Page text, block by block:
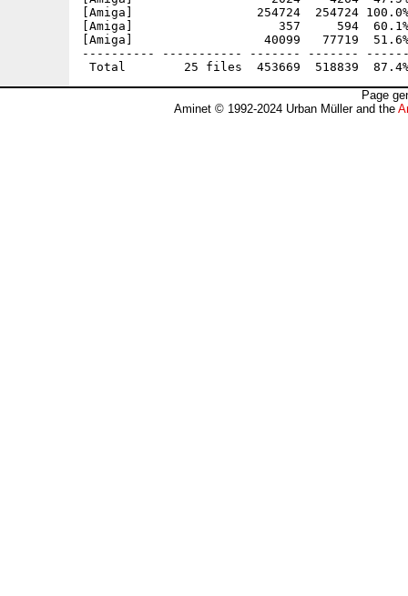
[Amiga]                 254724  254724 100.0%
[Amiga]                    357     594  60.1% -
[Amiga]                  40099   77719  51.6% -
---------- ----------- ------- -------
Page
Aminet © 1992-2024 Urban Müller and the